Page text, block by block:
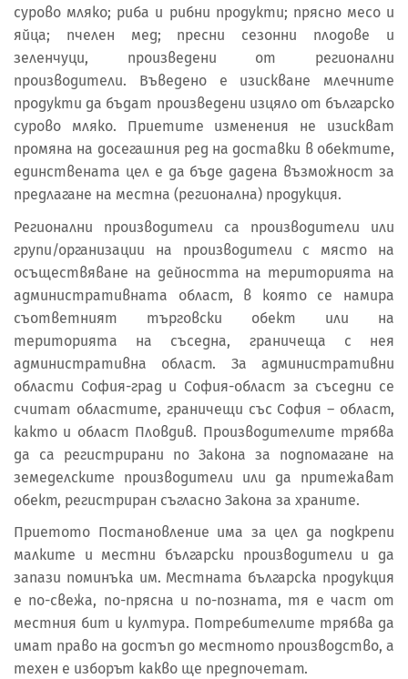
сурово мляко; риба и рибни продукти; прясно месо и
яйца; пчелен мед; пресни сезонни плодове и
зеленчуци, произведени от регионални
производители. Въведено е изискване млечните
продукти да бъдат произведени изцяло от българско
сурово мляко. Приетите изменения не изискват
промяна на досегашния ред на доставки в обектите,
единствената цел е да бъде дадена възможност за
предлагане на местна (регионална) продукция.
Регионални производители са производители или
групи/организации на производители с място на
осъществяване на дейността на територията на
административната област, в която се намира
съответният търговски обект или на
територията на съседна, граничеща с нея
административна област. За административни
области София-град и София-област за съседни се
считат областите, граничещи със София – област,
както и област Пловдив. Производителите трябва
да са регистрирани по Закона за подпомагане на
земеделските производители или да притежават
обект, регистриран съгласно Закона за храните.
Приетото Постановление има за цел да подкрепи
малките и местни български производители и да
запази поминъка им. Местната българска продукция
е по-свежа, по-прясна и по-позната, тя е част от
местния бит и култура. Потребителите трябва да
имат право на достъп до местното производство, а
техен е изборът какво ще предпочетат.